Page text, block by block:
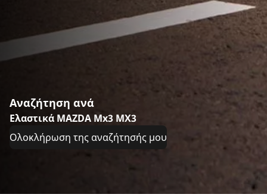
Αναζήτηση ανά
Ελαστικά MAZDA Mx3 MX3
Ολοκλήρωση της αναζήτησής μου